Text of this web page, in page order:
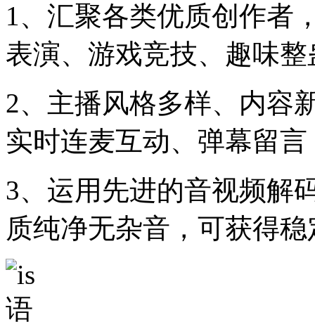
1、汇聚各类优质创作者
表演、游戏竞技、趣味
2、主播风格多样、内容
实时连麦互动、弹幕留
3、运用先进的音视频解
质纯净无杂音，可获得